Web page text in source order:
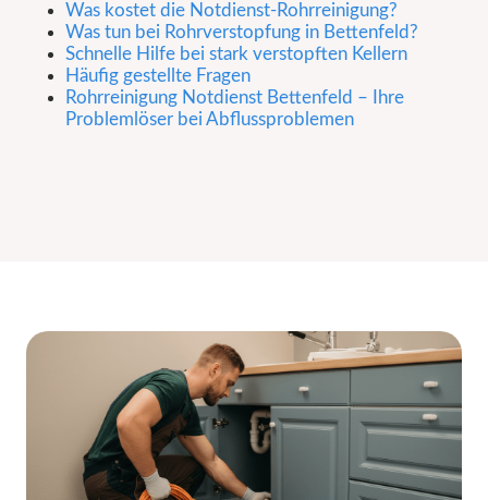
Was kostet die Notdienst-Rohrreinigung?
Was tun bei Rohrverstopfung in Bettenfeld?
Schnelle Hilfe bei stark verstopften Kellern
Häufig gestellte Fragen
Rohrreinigung Notdienst Bettenfeld – Ihre
Problemlöser bei Abflussproblemen